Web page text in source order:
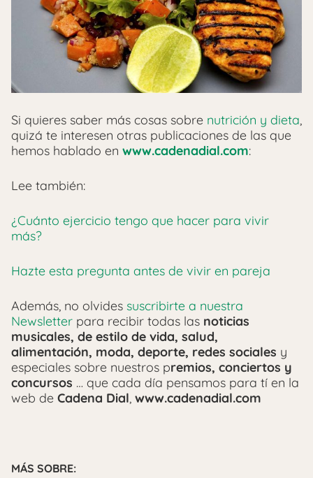
Si quieres saber más cosas sobre nutrición y dieta,
quizá te interesen otras publicaciones de las que
hemos hablado en www.cadenadial.com:
Lee también:
¿Cuánto ejercicio tengo que hacer para vivir
más?
Hazte esta pregunta antes de vivir en pareja
Además, no olvides suscribirte a nuestra
Newsletter para recibir todas las noticias
musicales, de estilo de vida, salud,
alimentación, moda, deporte, redes sociales y
especiales sobre nuestros premios, conciertos y
concursos … que cada día pensamos para tí en la
web de Cadena Dial, www.cadenadial.com
MÁS SOBRE: